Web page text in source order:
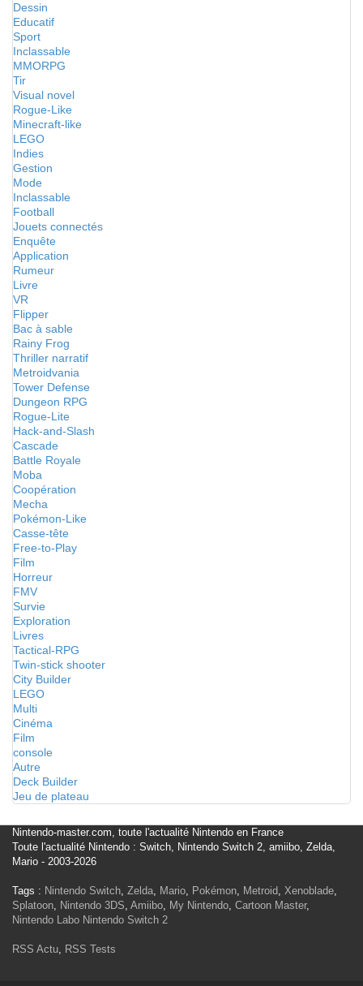
Dessin
Educatif
Sport
Inclassable
MMORPG
Tir
Visual novel
Rogue-Like
Minecraft-like
LEGO
Indies
Gestion
Mode
Inclassable
Football
Jouets connectés
Enquête
Application
Rumeur
Livre
VR
Flipper
Bac à sable
Rainy Frog
Thriller narratif
Metroidvania
Tower Defense
Dungeon RPG
Rogue-Lite
Hack-and-Slash
Cascade
Battle Royale
Moba
Coopération
Mecha
Pokémon-Like
Casse-tête
Free-to-Play
Film
Horreur
FMV
Survie
Exploration
Livres
Tactical-RPG
Twin-stick shooter
City Builder
LEGO
Multi
Cinéma
Film
console
Autre
Deck Builder
Jeu de plateau
Nintendo-master.com, toute l'actualité Nintendo en France
Toute l'actualité Nintendo : Switch, Nintendo Switch 2, amiibo, Zelda,
Mario - 2003-2026
Tags : Nintendo Switch, Zelda, Mario, Pokémon, Metroid, Xenoblade,
Splatoon, Nintendo 3DS, Amiibo, My Nintendo, Cartoon Master,
Nintendo Labo Nintendo Switch 2
RSS Actu, RSS Tests